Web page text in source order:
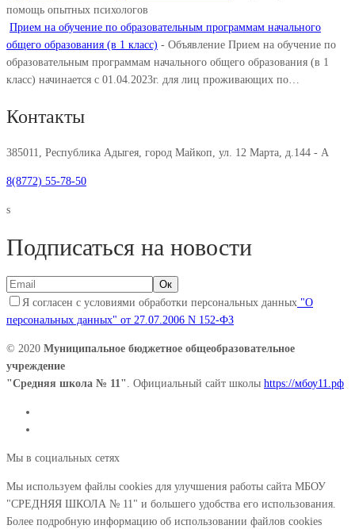
помощь опытных психологов
Прием на обучение по образовательным программам начального
общего образования (в 1 класс) - Объявление Прием на обучение по
образовательным программам начального общего образования (в 1
класс) начинается с 01.04.2023г. для лиц проживающих по…
Контакты
385011, Республика Адыгея, город Майкоп, ул. 12 Марта, д.144 - А
8(8772) 55-78-50
s
Подписаться на новости
Я согласен с условиями обработки персональных данных "О
персональных данных" от 27.07.2006 N 152-ФЗ
© 2020 Муниципальное бюджетное общеобразовательное
учреждение
"Средняя школа № 11"
. Официальный сайт школы https://мбоу11.рф
Мы в социальных сетях
Мы используем файлы cookies для улучшения работы сайта МБОУ
"СРЕДНЯЯ ШКОЛА № 11" и большего удобства его использования.
Более подробную информацию об использовании файлов cookies